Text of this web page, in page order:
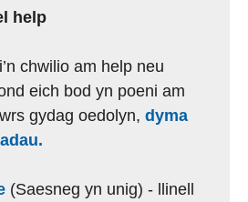
help
chwilio am help neu
eich bod yn poeni am
gydag oedolyn, dyma
(Saesneg yn unig) - llinell